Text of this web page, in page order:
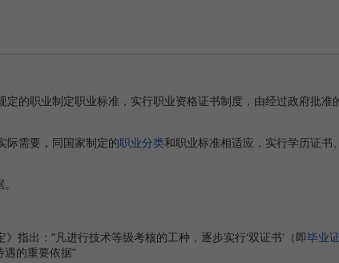
的职业制定职业标准，实行职业资格证书制度，由经过政府批
际需要，同国家制定的职业分类和职业标准相适应，实行学历证书
指出："凡进行技术等级考核的工种，逐步实行‘双证书’（即毕业
遇的重要依据"